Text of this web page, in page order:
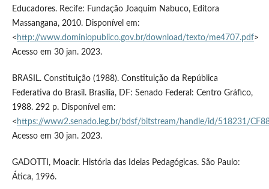
Educadores. Recife: Fundação Joaquim Nabuco, Editora
Massangana, 2010. Disponível em:
< http://www.dominiopublico.gov.br/download/texto/me4707.pdf>
Acesso em 30 jan. 2023.
BRASIL. Constituição (1988). Constituição da República
Federativa do Brasil. Brasília, DF: Senado Federal: Centro Gráfico,
1988. 292 p. Disponível em:
< https://www2.senado.leg.br/bdsf/bitstream/handle/id/518231/
Acesso em 30 jan. 2023.
GADOTTI, Moacir. História das Ideias Pedagógicas. São Paulo:
Ática, 1996.